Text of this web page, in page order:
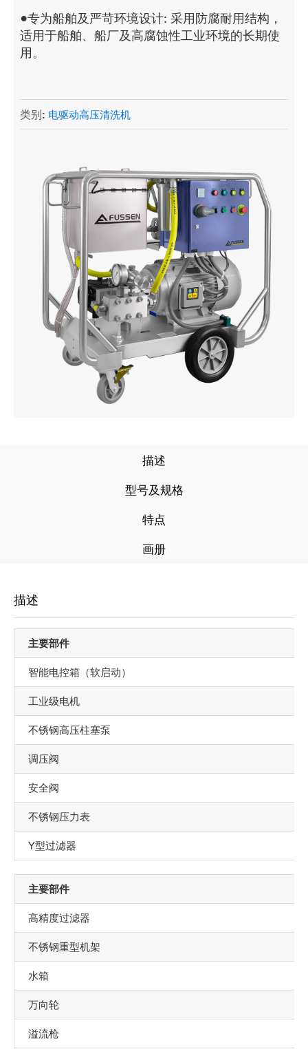
●专为船舶及严苛环境设计: 采用防腐耐用结构，
适用于船舶、船厂及高腐蚀性工业环境的长期使
用。
类别: 电驱动高压清洗机
描述
型号及规格
特点
画册
描述
主要部件
智能电控箱（软启动）
工业级电机
不锈钢高压柱塞泵
调压阀
安全阀
不锈钢压力表
Y型过滤器
主要部件
高精度过滤器
不锈钢重型机架
水箱
万向轮
溢流枪